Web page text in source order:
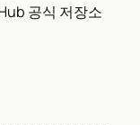
공식 저장소